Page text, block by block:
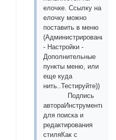
елочке. Ссылку на
елочку можно
поставить в меню
(Администрирование
- Настройки -
Дополнительные
пункты меню, или
еще куда
нить..Тестируйте))
Подпись
автораИнструменты
для поиска и
редактирования
стиляКак с